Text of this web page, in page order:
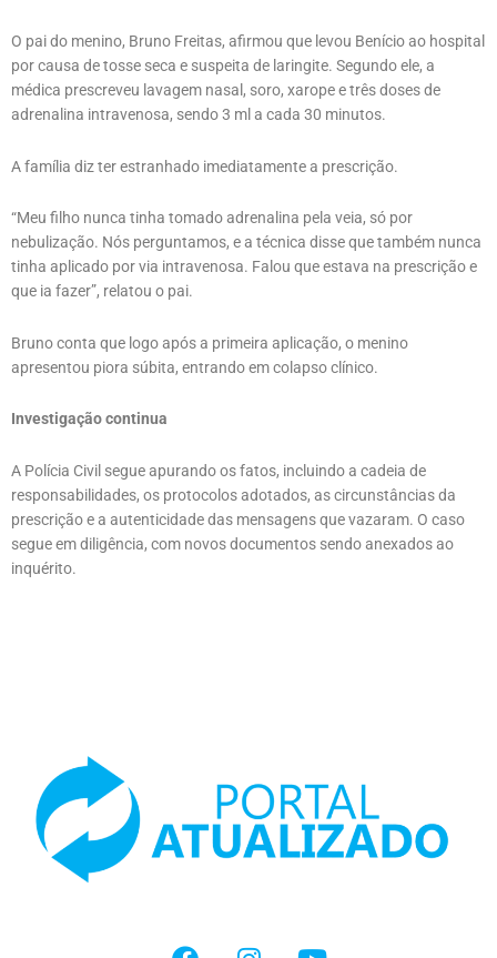
O pai do menino, Bruno Freitas, afirmou que levou Benício ao hospital
por causa de tosse seca e suspeita de laringite. Segundo ele, a
médica prescreveu lavagem nasal, soro, xarope e três doses de
adrenalina intravenosa, sendo 3 ml a cada 30 minutos.
A família diz ter estranhado imediatamente a prescrição.
“Meu filho nunca tinha tomado adrenalina pela veia, só por
nebulização. Nós perguntamos, e a técnica disse que também nunca
tinha aplicado por via intravenosa. Falou que estava na prescrição e
que ia fazer”, relatou o pai.
Bruno conta que logo após a primeira aplicação, o menino
apresentou piora súbita, entrando em colapso clínico.
Investigação continua
A Polícia Civil segue apurando os fatos, incluindo a cadeia de
responsabilidades, os protocolos adotados, as circunstâncias da
prescrição e a autenticidade das mensagens que vazaram. O caso
segue em diligência, com novos documentos sendo anexados ao
inquérito.